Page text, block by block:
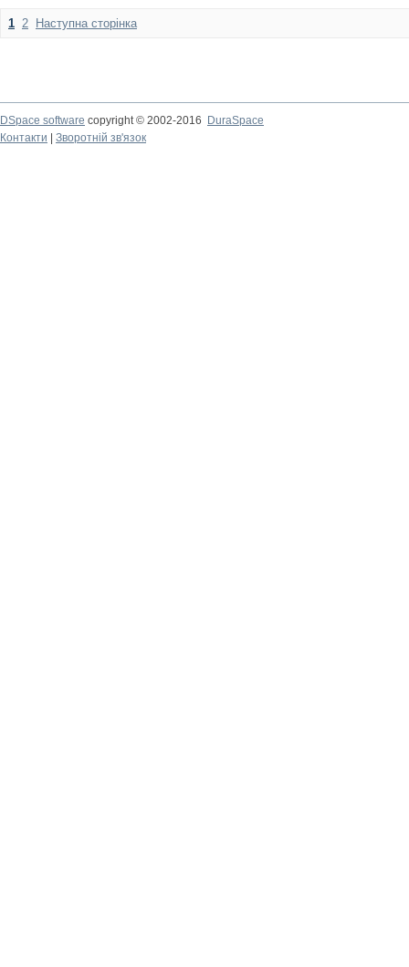
1 2 Наступна сторінка
DSpace software copyright © 2002-2016
DuraSpace
Контакти
Зворотній зв'язок